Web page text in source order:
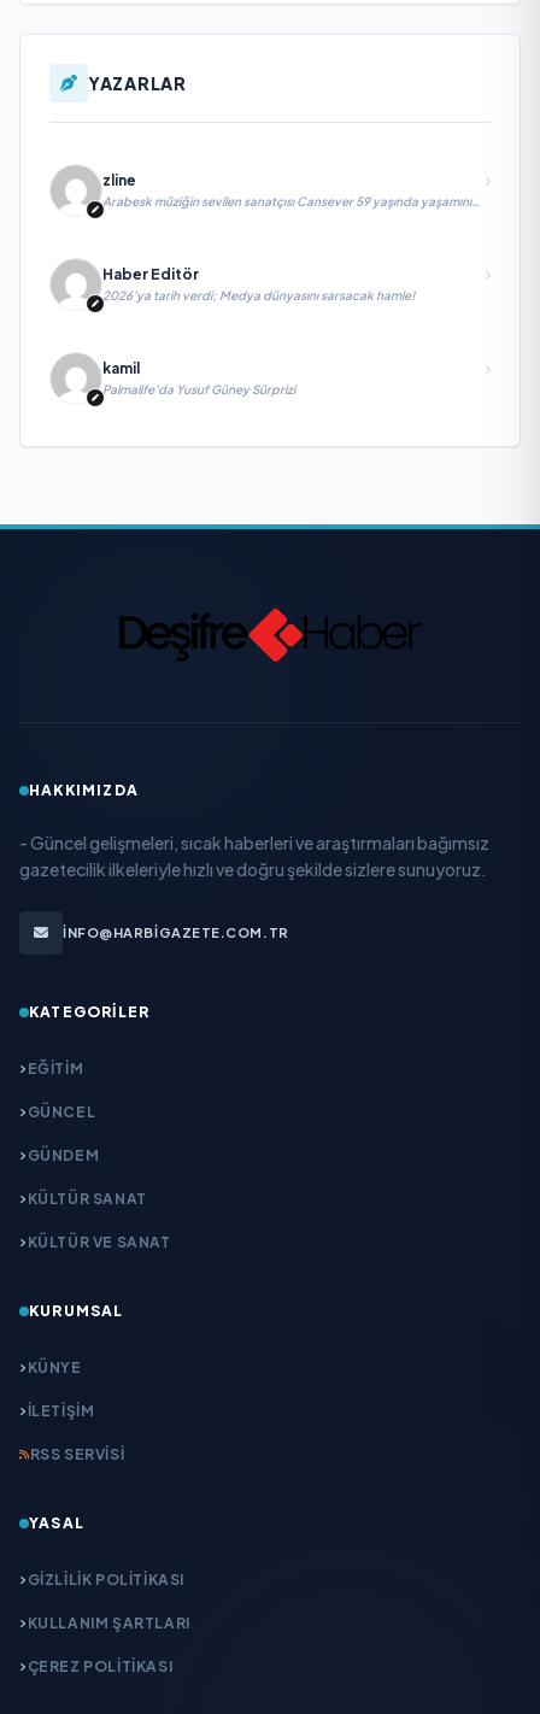
YAZARLAR
zline
Arabesk müziğin sevilen sanatçısı Cansever 59 yaşında yaşamını
Haber Editör
2026’ya tarih verdi; Medya dünyasını sarsacak hamle!
kamil
Palmalife’da Yusuf Güney Sürprizi
HAKKIMIZDA
- Güncel gelişmeleri, sıcak haberleri ve araştırmaları bağımsız
gazetecilik ilkeleriyle hızlı ve doğru şekilde sizlere sunuyoruz.
INFO@HARBIGAZETE.COM.TR
KATEGORILER
EĞITIM
GÜNCEL
GÜNDEM
KÜLTÜR SANAT
KÜLTÜR VE SANAT
KURUMSAL
KÜNYE
İLETIŞIM
RSS SERVISI
YASAL
GIZLILIK POLITIKASI
KULLANIM ŞARTLARI
ÇEREZ POLITIKASI